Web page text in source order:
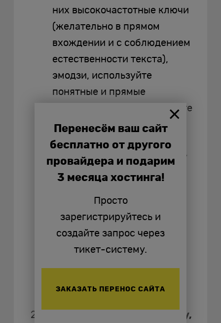
них высокочастотные ключи
(желательно в прямом
вхождении и с соблюдением
естественности текста),
эмодзи, используйте
понятные и прямые
формулировки. Не забывайте
об ограничении символов,
пределы разнятся от
системы к системе, поэтому
старайтесь уложиться в
выберите ту, что приносит
больше трафика. Самое
главное — создавайте
уникальный текст, а не
конкурентов.
Настройте микроразметку,
Перенесём ваш сайт
бесплатно от другого
провайдера и подарим
3 месяца хостинга!
Просто
зарегистрируйтесь и
создайте запрос через
тикет-систему.
ЗАКАЗАТЬ ПЕРЕНОС САЙТА